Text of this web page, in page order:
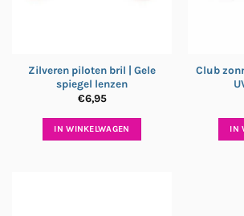
Zilveren piloten bril | Gele
spiegel lenzen
€6,95
IN WINKELWAGEN
Club
IN